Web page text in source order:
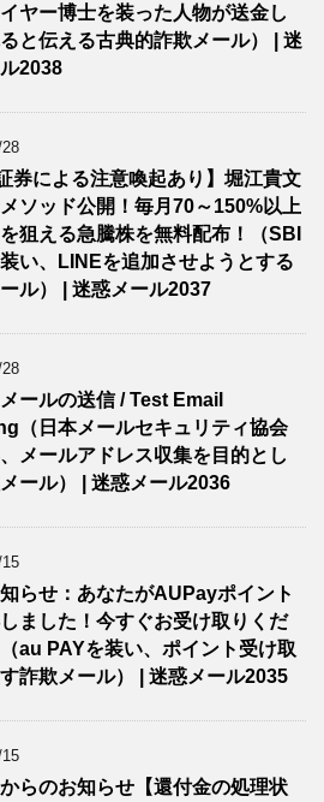
ヤー博士を装った人物が送金し
と伝える古典的詐欺メール） | 迷
2038
券による注意喚起あり】堀江貴文
ソッド公開！毎月70～150%以上
狙える急騰株を無料配布！（SBI
い、LINEを追加させようとする
ル） | 迷惑メール2037
ールの送信 / Test Email
（日本メールセキュリティ協会
メールアドレス収集を目的とし
ール） | 迷惑メール2036
らせ：あなたがAUPayポイント
ました！今すぐお受け取りくだ
au PAYを装い、ポイント受け取
詐欺メール） | 迷惑メール2035
らのお知らせ【還付金の処理状